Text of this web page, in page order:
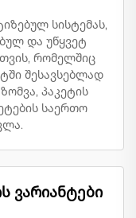
სისტემას,
და უწყვეტ
რომელშიც
შესავსებლად
პაკეტის
საერთო
ვარიანტები